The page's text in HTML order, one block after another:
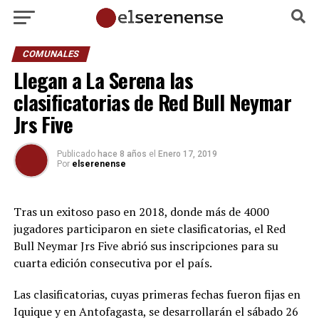
COMUNALES
Llegan a La Serena las
clasificatorias de Red Bull Neymar
Jrs Five
Publicado hace 8 años el Enero 17, 2019
Por elserenense
Tras un exitoso paso en 2018, donde más de 4000
jugadores participaron en siete clasificatorias, el Red
Bull Neymar Jrs Five abrió sus inscripciones para su
cuarta edición consecutiva por el país.
Las clasificatorias, cuyas primeras fechas fueron fijas en
Iquique y en Antofagasta, se desarrollarán el sábado 26